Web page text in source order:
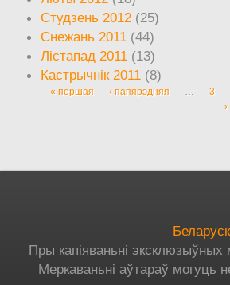
Студзень 2012 (25)
Снежань 2011 (44)
Лістапад 2011 (13)
Кастрычнік 2011 (8)
Старонкі
« першая ‹ папярэдняя … 3
›
Пры капіяваньні
Меркаваньні аўтараў могуць